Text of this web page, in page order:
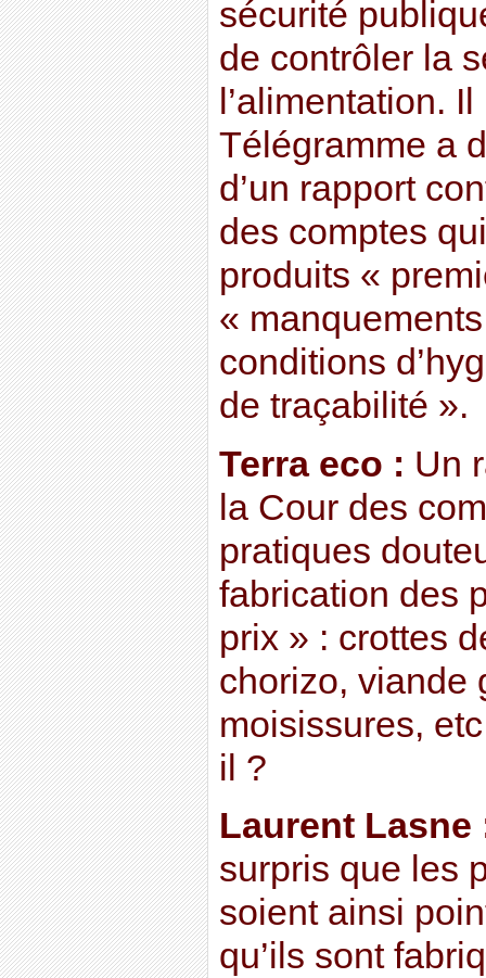
sécurité
de contrôler la
l’alimentation.
Télégramme a
d’un rapport
des comptes
produits «
«
conditions
de traçabilité ».
Terra eco : Un
la Cour des
pratiques
fabrication des
prix » : crottes
chorizo, viande
moisissures,
il ?
Laurent Lasne
surpris que les
soient ainsi
qu’ils sont